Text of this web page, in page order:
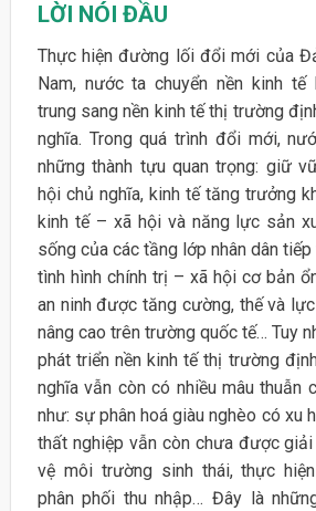
LỜI NÓI ĐẦU
Thực hiện đường lối đổi mới của
Nam, nước ta chuyển nền kinh tế
trung sang nền kinh tế thị trường
nghĩa. Trong quá trình đổi mới,
những thành tựu quan trọng: giữ
hội chủ nghĩa, kinh tế tăng trưởng
kinh tế – xã hội và năng lực sản
sống của các tầng lớp nhân dân
tình hình chính trị – xã hội cơ bản
an ninh được tăng cường, thế và
nâng cao trên trường quốc tế… Tuy
phát triển nền kinh tế thị trường
nghĩa vẫn còn có nhiều mâu thuẫn
như: sự phân hoá giàu nghèo có xu
thất nghiệp vẫn còn chưa được
vệ môi trường sinh thái, thực
phân phối thu nhập… Đây là